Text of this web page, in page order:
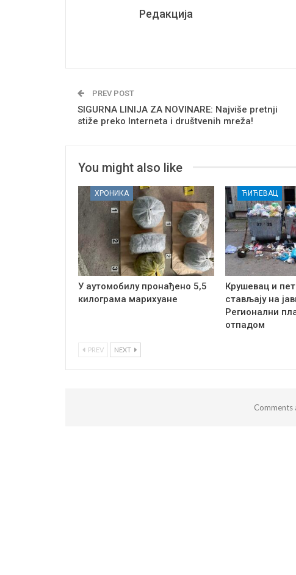
Редакција
PREV POST
SIGURNA LINIJA ZA NOVINARE: Najviše pretnji
stiže preko Interneta i društvenih mreža!
You might also like
ХРОНИКА
У аутомобилу пронађено 5,5
килограма марихуане
ЋИЋЕВАЦ
Крушевац и
стављају на
Регионални
отпадом
PREV NEXT
Comments